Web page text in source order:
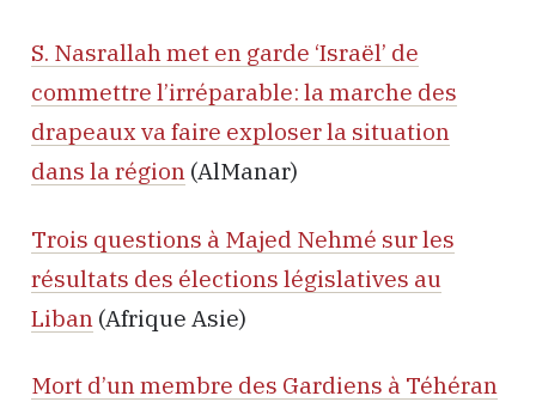
S. Nasrallah met en garde ‘Israël’ de
commettre l’irréparable: la marche des
drapeaux va faire exploser la situation
dans la région (AlManar)
Trois questions à Majed Nehmé sur les
résultats des élections législatives au
Liban (Afrique Asie)
Mort d’un membre des Gardiens à Téhéran